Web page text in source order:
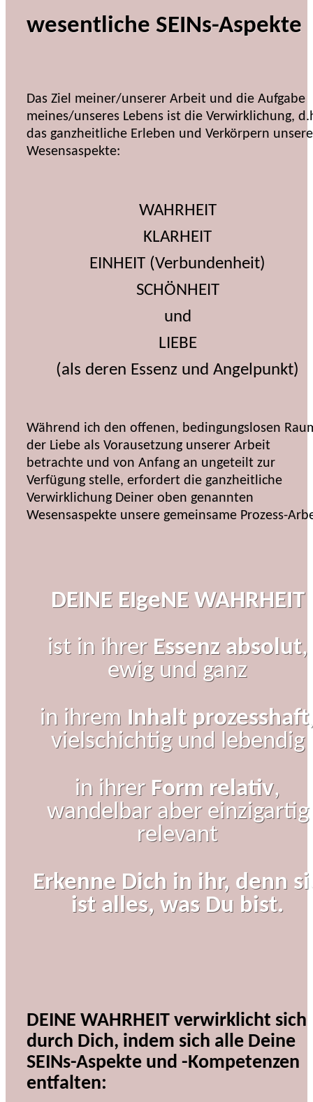
wesentliche SEINs-Aspekte
Das Ziel meiner/unserer Arbeit und die Aufgabe
meines/unseres Lebens ist die Verwirklichung,
das ganzheitliche Erleben und Verkörpern
Wesensaspekte:
WAHRHEIT
KLARHEIT
EINHEIT (Verbundenheit)
SCHÖNHEIT
und
LIEBE
(als deren Essenz und Angelpunkt)
Während ich den offenen, bedingungslosen
der Liebe als Vorausetzung unserer Arbeit
betrachte und von Anfang an ungeteilt zur
Verfügung stelle, erfordert die ganzheitliche
Verwirklichung Deiner oben genannten
Wesensaspekte unsere gemeinsame Prozess-
DEINE EIgeNE WAHRHEIT
ist in ihrer Essenz absolut,
ewig und ganz
in ihrem Inhalt prozesshaft
vielschichtig und lebendig
in ihrer Form relativ,
wandelbar aber einzigartig
relevant
Erkenne Dich in ihr, denn
ist alles, was Du bist.
DEINE WAHRHEIT verwirklicht sich
durch Dich, indem sich alle Deine
SEINs-Aspekte und -Kompetenzen
entfalten: